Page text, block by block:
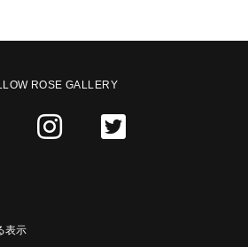
ROSE GALLERY
表示